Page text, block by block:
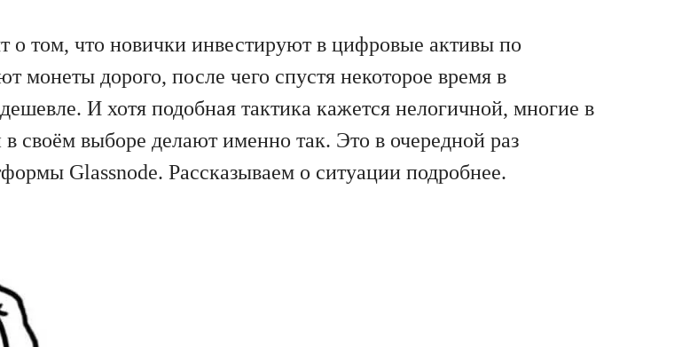
о том, что новички инвестируют в цифровые активы по
монеты дорого, после чего спустя некоторое время в
И хотя подобная тактика кажется нелогичной, многие в
своём выборе делают именно так. Это в очередной раз
Glassnode. Рассказываем о ситуации подробнее.